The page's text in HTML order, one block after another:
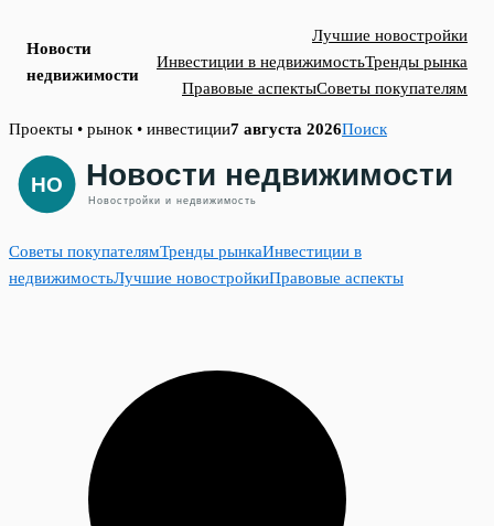
Новости
недвижимости
Лучшие новостройки
Инвестиции в недвижимостьТренды рынка
Правовые аспектыСоветы покупателям
Skip
content
Проекты • рынок • инвестиции7 августа 2026Поиск
Советы покупателямТренды рынкаИнвестиции в
недвижимостьЛучшие новостройкиПравовые аспекты